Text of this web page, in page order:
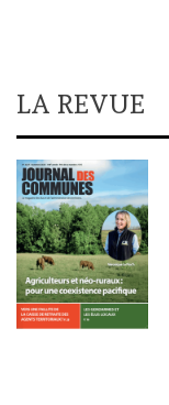
LA REVUE